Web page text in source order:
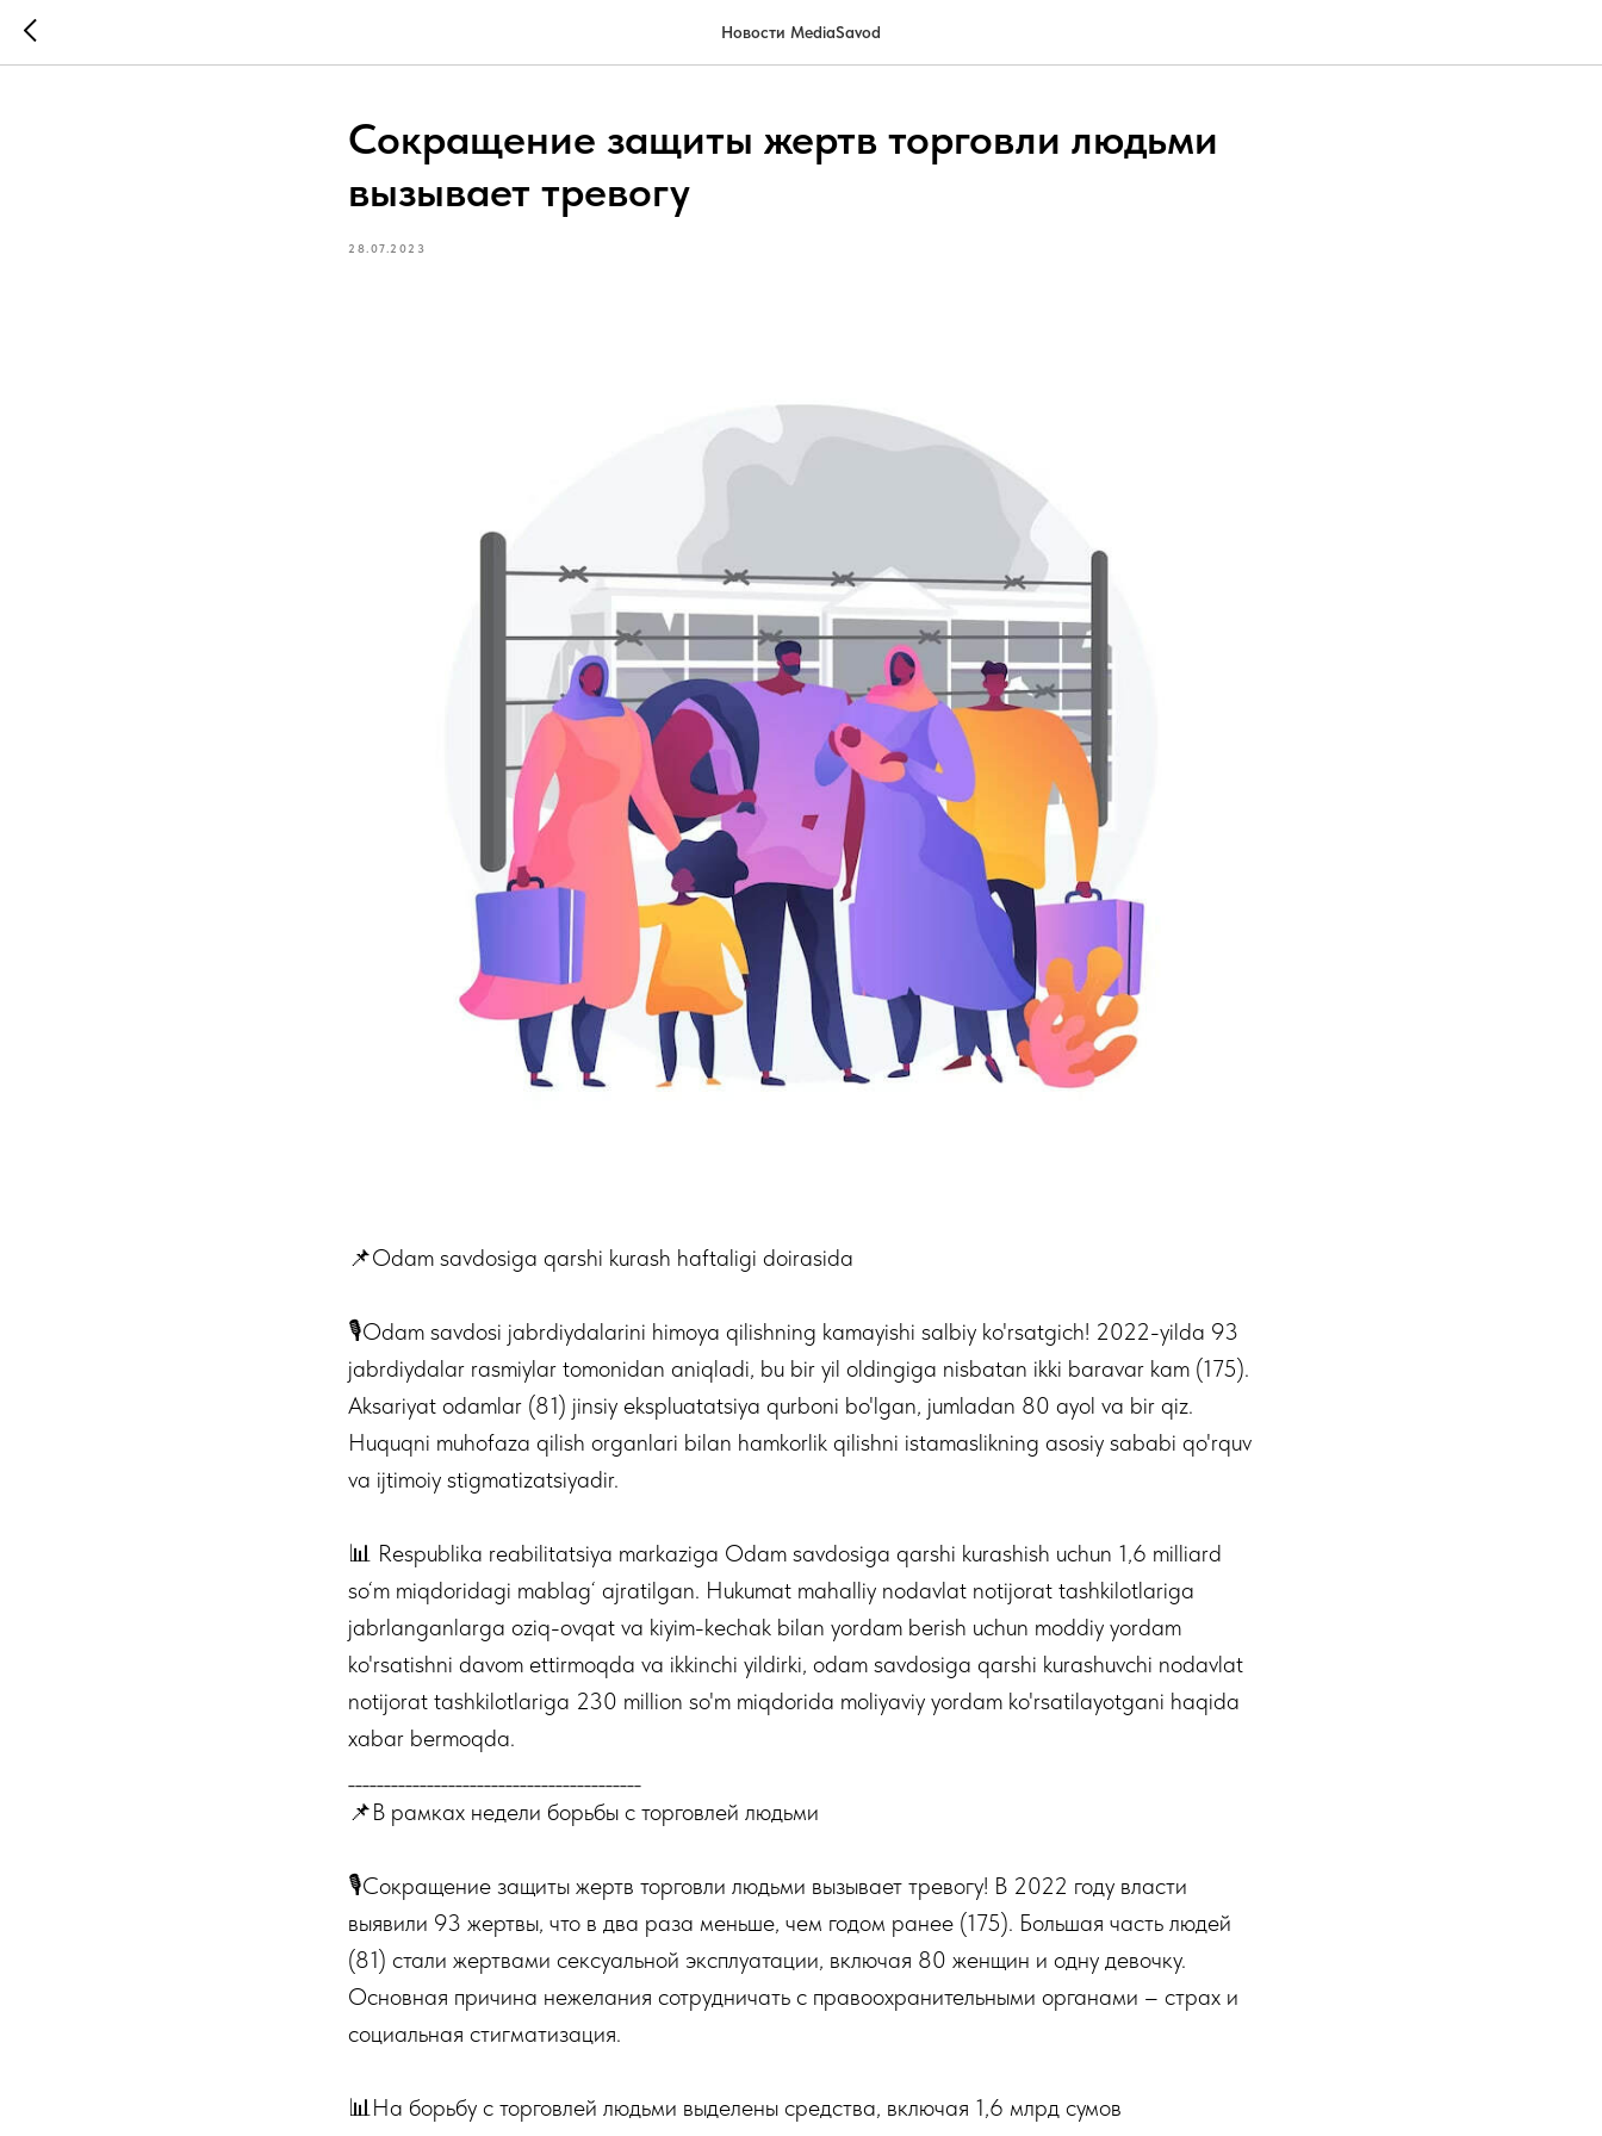
Новости MediaSavod
Сокращение защиты жертв торговли людьми
вызывает тревогу
28.07.2023
📌Odam savdosiga qarshi kurash haftaligi doirasida
🎙Odam savdosi jabrdiydalarini himoya qilishning kamayishi salbiy ko'rsatgich! 2022-yilda 93
jabrdiydalar rasmiylar tomonidan aniqladi, bu bir yil oldingiga nisbatan ikki baravar kam (175).
Aksariyat odamlar (81) jinsiy ekspluatatsiya qurboni bo'lgan, jumladan 80 ayol va bir qiz.
Huquqni muhofaza qilish organlari bilan hamkorlik qilishni istamaslikning asosiy sababi qo'rquv
va ijtimoiy stigmatizatsiyadir.
📊 Respublika reabilitatsiya markaziga Odam savdosiga qarshi kurashish uchun 1,6 milliard
so‘m miqdoridagi mablag‘ ajratilgan. Hukumat mahalliy nodavlat notijorat tashkilotlariga
jabrlanganlarga oziq-ovqat va kiyim-kechak bilan yordam berish uchun moddiy yordam
ko'rsatishni davom ettirmoqda va ikkinchi yildirki, odam savdosiga qarshi kurashuvchi nodavlat
notijorat tashkilotlariga 230 million so'm miqdorida moliyaviy yordam ko'rsatilayotgani haqida
xabar bermoqda.
📌В рамках недели борьбы с торговлей людьми
🎙Сокращение защиты жертв торговли людьми вызывает тревогу! В 2022 году власти
выявили 93 жертвы, что в два раза меньше, чем годом ранее (175). Большая часть людей
(81) стали жертвами сексуальной эксплуатации, включая 80 женщин и одну девочку.
Основная причина нежелания сотрудничать с правоохранительными органами – страх и
социальная стигматизация.
📊На борьбу с торговлей людьми выделены средства, включая 1,6 млрд сумов